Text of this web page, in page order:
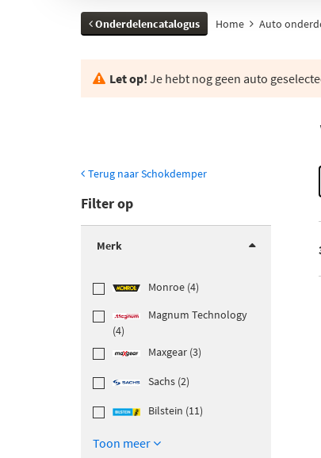
Onderdelencatalogus Home Auto
Let op! Je hebt nog geen auto
Terug naar Schokdemper
Filter op
Merk
Monroe (4)
Magnum Technology
(4)
Maxgear (3)
Sachs (2)
Bilstein (11)
Toon meer